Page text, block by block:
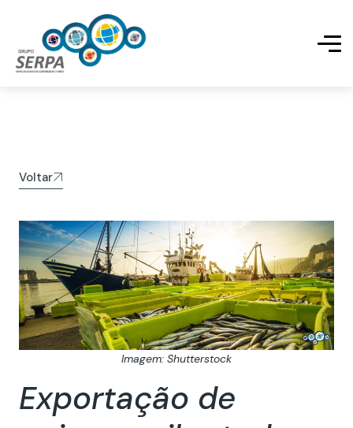
Voltar
Imagem: Shutterstock
Exportação de